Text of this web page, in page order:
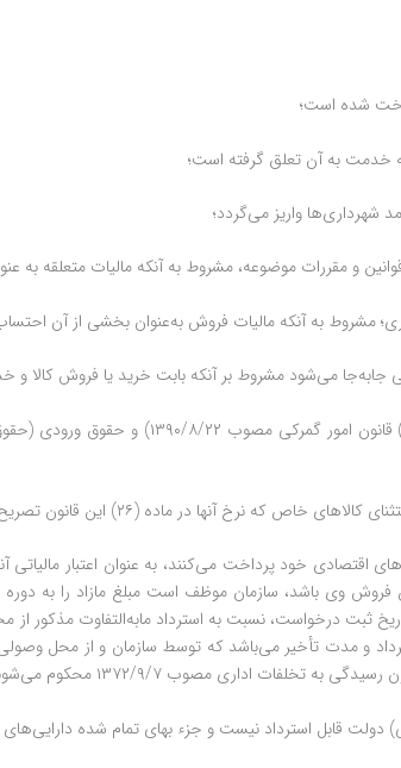
شده است؛
خدمت به آن تعلق گرفته است؛
واریز می‌گردد؛
‏و مقررات موضوعه، مشروط به آنکه مالیات متعلقه به
‏مشروط به آنکه مالیات فروش به‌عنوان بخشی از آن
می‌شود مشروط بر آنکه بابت خرید یا فروش کالا و
– مأخذ محاسبه مالیات و عوارض واردات کالا،‌ مجموع
اقتصادی ‏خود پرداخت می‌کنند، به عنوان اعتبار
وی باشد، سازمان موظف است‌ مبلغ مازاد را به
ثبت درخواست، نسبت به استرداد ما‌به‌التفاوت مذکور از
به مبلغ قابل استرداد و مدت ‏تأخیر می‌باشد که توسط سازمان و